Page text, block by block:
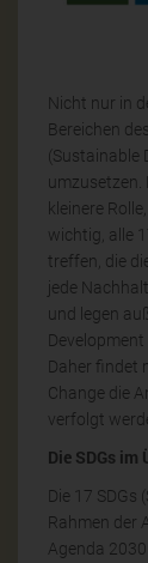
Nicht nur in
Bereichen
(Sustainable
umzusetzen.
kleinere
wichtig, alle
treffen, die
jede
und legen
Development
Daher findet
Change die
verfolgt
Die SDGs im
Die 17 SDGs
Rahmen der
Agenda